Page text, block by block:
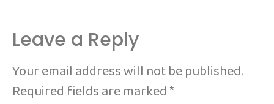
Leave a Reply
Your email address will not be published.
Required fields are marked*